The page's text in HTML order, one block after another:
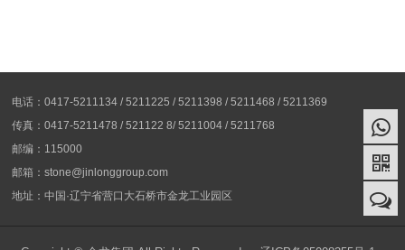
电话：0417-5211134 / 5211225 / 5211398 / 5211468 / 5211369
传真：0417-5211478 / 521122 8/ 5211004 / 5211768
邮编：115000
邮箱：stone@jinlonggroup.com
地址：中国·辽宁省营口大石桥市金龙工业园区